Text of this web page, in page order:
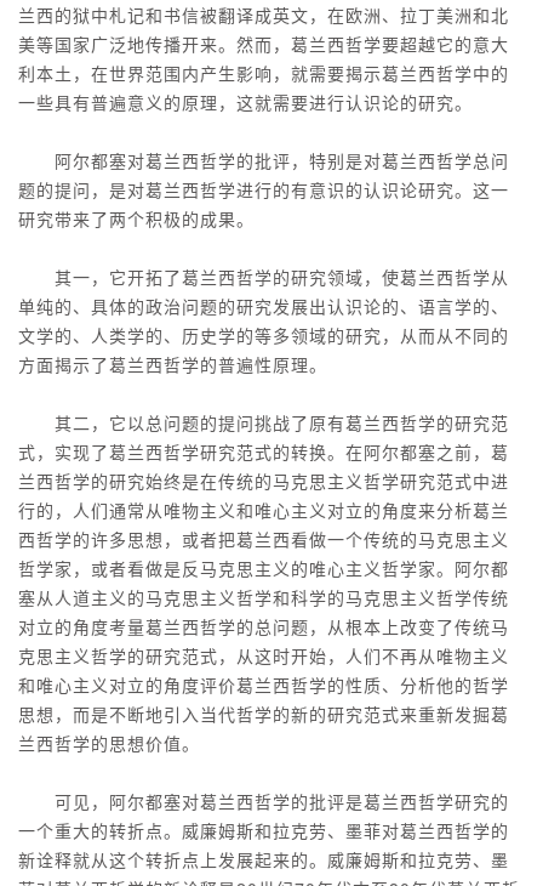
兰西的狱中札记和书信被翻译成英文，在欧洲、拉丁美洲和北
美等国家广泛地传播开来。然而，葛兰西哲学要超越它的意大
利本土，在世界范围内产生影响，就需要揭示葛兰西哲学中的
一些具有普遍意义的原理，这就需要进行认识论的研究。
阿尔都塞对葛兰西哲学的批评，特别是对葛兰西哲学总问
题的提问，是对葛兰西哲学进行的有意识的认识论研究。这一
研究带来了两个积极的成果。
其一，它开拓了葛兰西哲学的研究领域，使葛兰西哲学从
单纯的、具体的政治问题的研究发展出认识论的、语言学的、
文学的、人类学的、历史学的等多领域的研究，从而从不同的
方面揭示了葛兰西哲学的普遍性原理。
其二，它以总问题的提问挑战了原有葛兰西哲学的研究范
式，实现了葛兰西哲学研究范式的转换。在阿尔都塞之前，葛
兰西哲学的研究始终是在传统的马克思主义哲学研究范式中进
行的，人们通常从唯物主义和唯心主义对立的角度来分析葛兰
西哲学的许多思想，或者把葛兰西看做一个传统的马克思主义
哲学家，或者看做是反马克思主义的唯心主义哲学家。阿尔都
塞从人道主义的马克思主义哲学和科学的马克思主义哲学传统
对立的角度考量葛兰西哲学的总问题，从根本上改变了传统马
克思主义哲学的研究范式，从这时开始，人们不再从唯物主义
和唯心主义对立的角度评价葛兰西哲学的性质、分析他的哲学
思想，而是不断地引入当代哲学的新的研究范式来重新发掘葛
兰西哲学的思想价值。
可见，阿尔都塞对葛兰西哲学的批评是葛兰西哲学研究的
一个重大的转折点。威廉姆斯和拉克劳、墨菲对葛兰西哲学的
新诠释就从这个转折点上发展起来的。威廉姆斯和拉克劳、墨